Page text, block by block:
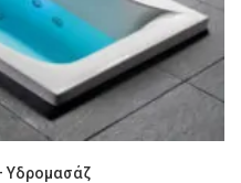
Υδρομασάζ